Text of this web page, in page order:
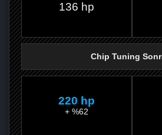
136 hp
Chip Tuning
220 hp
+ %62